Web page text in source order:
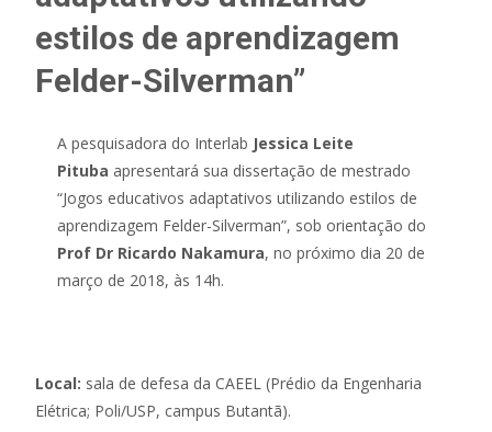
estilos de aprendizagem
Felder-Silverman”
A pesquisadora do Interlab Jessica Leite
Pituba apresentará sua dissertação de mestrado
“Jogos educativos adaptativos utilizando estilos de
aprendizagem Felder-Silverman”, sob orientação do
Prof Dr Ricardo Nakamura, no próximo dia 20 de
março de 2018, às 14h.
Local: sala de defesa da CAEEL (Prédio da Engenharia
Elétrica; Poli/USP, campus Butantã).